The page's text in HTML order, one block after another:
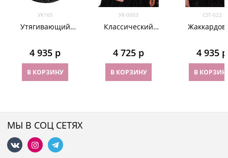
УК165
Утягивающий
4 935 р
В КОРЗИНУ
УК-0003
Классический
4 725 р
В КОРЗИНУ
CST-022
4 935 р
В
МЫ В СОЦ СЕТЯХ